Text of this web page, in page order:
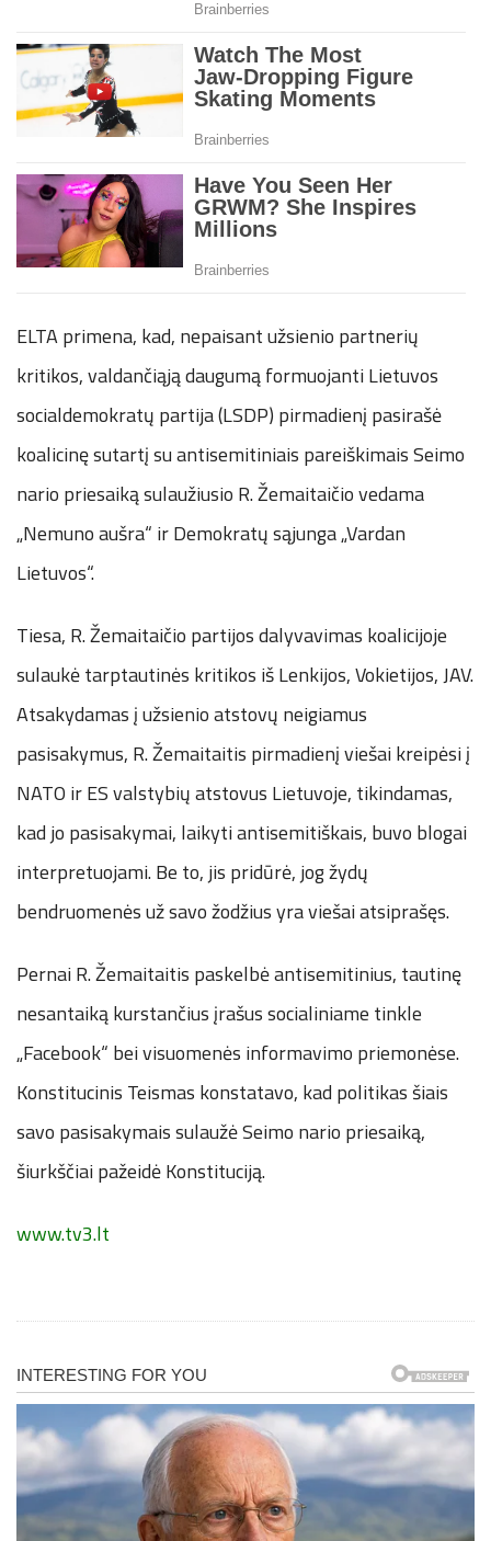
ELTA primena, kad, nepaisant užsienio partnerių
kritikos, valdančiąją daugumą formuojanti Lietuvos
socialdemokratų partija (LSDP) pirmadienį pasirašė
koalicinę sutartį su antisemitiniais pareiškimais Seimo
nario priesaiką sulaužiusio R. Žemaitaičio vedama
„Nemuno aušra“ ir Demokratų sąjunga „Vardan
Lietuvos“.
Tiesa, R. Žemaitaičio partijos dalyvavimas koalicijoje
sulaukė tarptautinės kritikos iš Lenkijos, Vokietijos, JAV.
Atsakydamas į užsienio atstovų neigiamus
pasisakymus, R. Žemaitaitis pirmadienį viešai kreipėsi į
NATO ir ES valstybių atstovus Lietuvoje, tikindamas,
kad jo pasisakymai, laikyti antisemitiškais, buvo blogai
interpretuojami. Be to, jis pridūrė, jog žydų
bendruomenės už savo žodžius yra viešai atsiprašęs.
Pernai R. Žemaitaitis paskelbė antisemitinius, tautinę
nesantaiką kurstančius įrašus socialiniame tinkle
„Facebook“ bei visuomenės informavimo priemonėse.
Konstitucinis Teismas konstatavo, kad politikas šiais
savo pasisakymais sulaužė Seimo nario priesaiką,
šiurkščiai pažeidė Konstituciją.
www.tv3.lt